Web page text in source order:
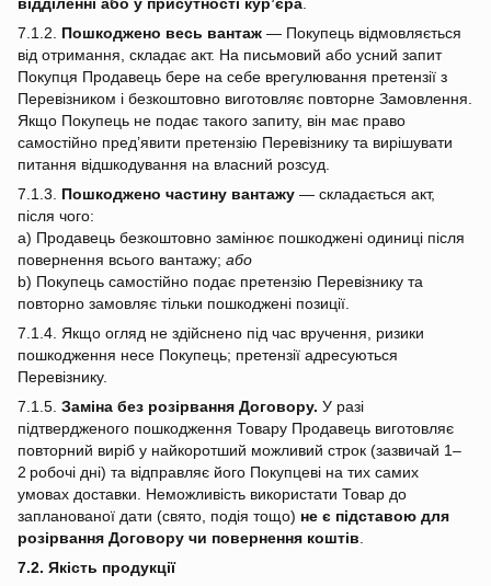
7.1.2. Пошкоджено весь вантаж — Покупець відмовляється
від отримання, складає акт. На письмовий або усний запит
Покупця Продавець бере на себе врегулювання претензії з
Перевізником і безкоштовно виготовляє повторне Замовлення.
Якщо Покупець не подає такого запиту, він має право
самостійно пред’явити претензію Перевізнику та вирішувати
питання відшкодування на власний розсуд.
7.1.3. Пошкоджено частину вантажу — складається акт,
після чого:
a) Продавець безкоштовно замінює пошкоджені одиниці після
повернення всього вантажу; або
b) Покупець самостійно подає претензію Перевізнику та
повторно замовляє тільки пошкоджені позиції.
7.1.4. Якщо огляд не здійснено під час вручення, ризики
пошкодження несе Покупець; претензії адресуються
Перевізнику.
7.1.5. Заміна без розірвання Договору. У разі
підтвердженого пошкодження Товару Продавець виготовляє
повторний виріб у найкоротший можливий строк (зазвичай 1–
2 робочі дні) та відправляє його Покупцеві на тих самих
умовах доставки. Неможливість використати Товар до
запланованої дати (свято, подія тощо) не є підставою для
розірвання Договору чи повернення коштів
7.2. Якість продукції